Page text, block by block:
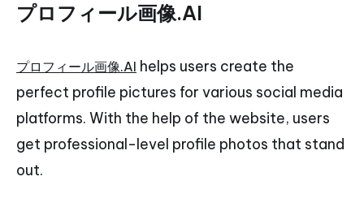
プロフィール画像.AI
プロフィール画像.AI helps users create the
perfect profile pictures for various social media
platforms. With the help of the website, users
get professional-level profile photos that stand
out.